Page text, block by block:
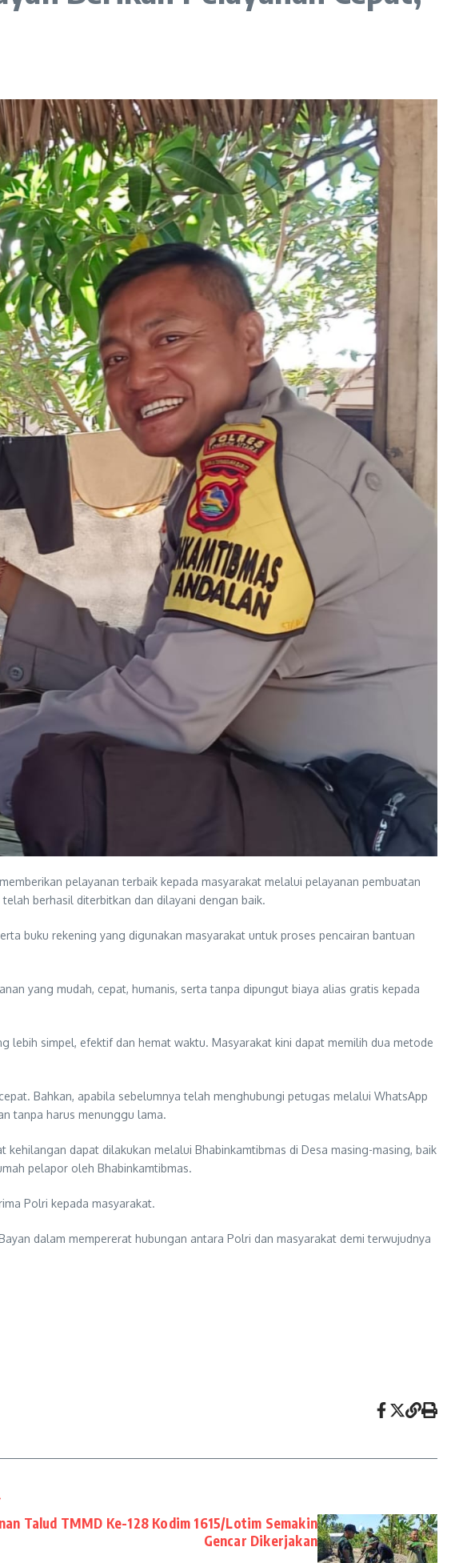
pelayanan terbaik kepada masyarakat melalui pelayanan pembuatan
berhasil diterbitkan dan dilayani dengan baik.
buku rekening yang digunakan masyarakat untuk proses pencairan bantuan
yang mudah, cepat, humanis, serta tanpa dipungut biaya alias gratis kepada
lebih simpel, efektif dan hemat waktu. Masyarakat kini dapat memilih dua metode
Bahkan, apabila sebelumnya telah menghubungi petugas melalui WhatsApp
tanpa harus menunggu lama.
dapat dilakukan melalui Bhabinkamtibmas di Desa masing-masing, baik
pelapor oleh Bhabinkamtibmas.
Polri kepada masyarakat.
dalam mempererat hubungan antara Polri dan masyarakat demi terwujudnya
Talud TMMD Ke-128 Kodim 1615/Lotim Semakin
Gencar Dikerjakan